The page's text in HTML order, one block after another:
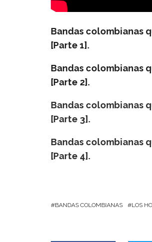
Mira también:
Bandas colombianas
[Parte 1].
Bandas colombianas
[Parte 2].
Bandas colombianas
[Parte 3].
Bandas colombianas
[Parte 4].
BANDAS COLOMBIANAS LOS